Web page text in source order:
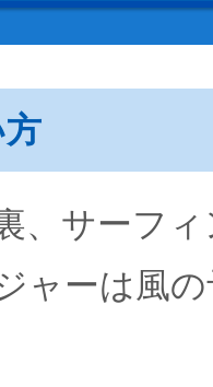
、サーフ
ャーは風